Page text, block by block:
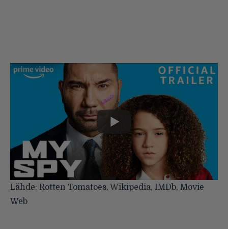
Lähde: Rotten Tomatoes, Wikipedia, IMDb, Movie
Web